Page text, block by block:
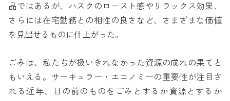
品ではあるが、ハスクのロースト感やリラックス効果、
さらには在宅勤務との相性の良さなど、さまざまな価値
を見出せるものに仕上がった。
ごみは、私たちが扱いきれなかった資源の成れの果てと
もいえる。サーキュラー・エコノミーの重要性が注目さ
れる近年、目の前のものをごみとするか資源とするか